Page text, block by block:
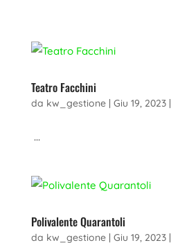
Teatro Facchini
da kw_gestione| Giu 19, 2023|
...
Polivalente Quarantoli
da kw_gestione| Giu 19, 2023|